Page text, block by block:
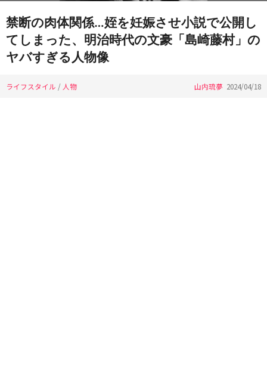
禁断の肉体関係…姪を妊娠させ小説で公開し
てしまった、明治時代の文豪「島崎藤村」の
ヤバすぎる人物像
ライフスタイル / 人物 山内琉夢 2024/04/18